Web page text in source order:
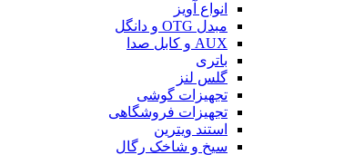
انواع آویز
مبدل OTG و دانگل
AUX و کابل صدا
باتری
گلس لنز
تجهیزات گوشی
تجهیزات فروشگاهی
استند ویترین
سیخ و شاخک رگال